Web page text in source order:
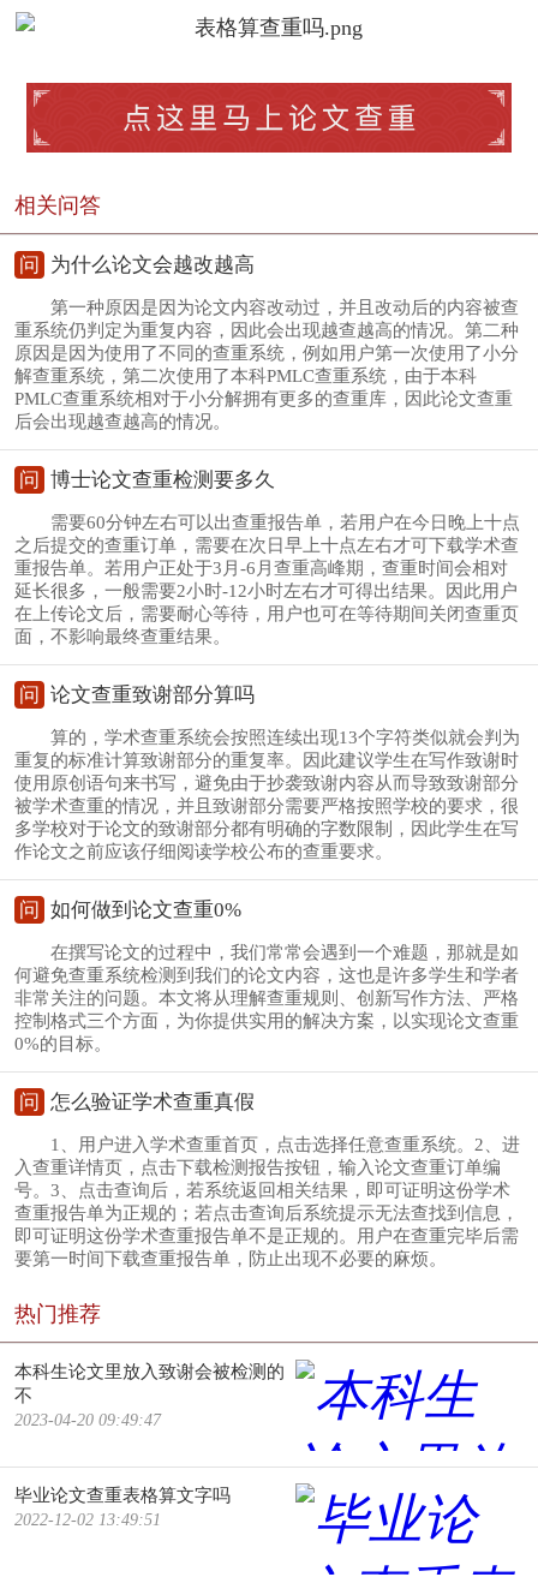
相关问答
问 为什么论文会越改越高
第一种原因是因为论文内容改动过，并且改动后的内容被查
重系统仍判定为重复内容，因此会出现越查越高的情况。第二种
原因是因为使用了不同的查重系统，例如用户第一次使用了小分
解查重系统，第二次使用了本科PMLC查重系统，由于本科
PMLC查重系统相对于小分解拥有更多的查重库，因此论文查重
后会出现越查越高的情况。
问 博士论文查重检测要多久
需要60分钟左右可以出查重报告单，若用户在今日晚上十点
之后提交的查重订单，需要在次日早上十点左右才可下载学术查
重报告单。若用户正处于3月-6月查重高峰期，查重时间会相对
延长很多，一般需要2小时-12小时左右才可得出结果。因此用户
在上传论文后，需要耐心等待，用户也可在等待期间关闭查重页
面，不影响最终查重结果。
问 论文查重致谢部分算吗
算的，学术查重系统会按照连续出现13个字符类似就会判为
重复的标准计算致谢部分的重复率。因此建议学生在写作致谢时
使用原创语句来书写，避免由于抄袭致谢内容从而导致致谢部分
被学术查重的情况，并且致谢部分需要严格按照学校的要求，很
多学校对于论文的致谢部分都有明确的字数限制，因此学生在写
作论文之前应该仔细阅读学校公布的查重要求。
问 如何做到论文查重0%
在撰写论文的过程中，我们常常会遇到一个难题，那就是如
何避免查重系统检测到我们的论文内容，这也是许多学生和学者
非常关注的问题。本文将从理解查重规则、创新写作方法、严格
控制格式三个方面，为你提供实用的解决方案，以实现论文查重
0%的目标。
问 怎么验证学术查重真假
1、用户进入学术查重首页，点击选择任意查重系统。2、进
入查重详情页，点击下载检测报告按钮，输入论文查重订单编
号。3、点击查询后，若系统返回相关结果，即可证明这份学术
查重报告单为正规的；若点击查询后系统提示无法查找到信息，
即可证明这份学术查重报告单不是正规的。用户在查重完毕后需
要第一时间下载查重报告单，防止出现不必要的麻烦。
热门推荐
本科生论文里放入致谢会被检测的
不
2023-04-20 09:49:47
毕业论文查重表格算文字吗
2022-12-02 13:49:51